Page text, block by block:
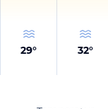
29° 32°